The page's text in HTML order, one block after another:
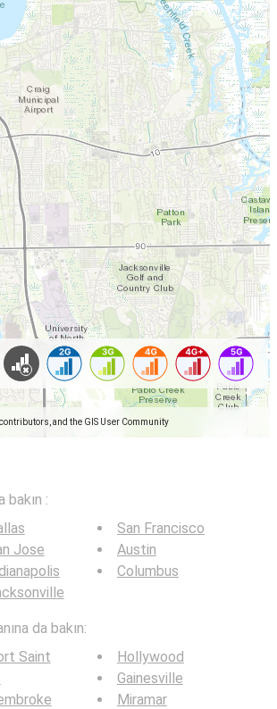
and the GIS User Community
bakın :
Jose
San Francisco
Austin
Columbus
da bakın:
Saint
Hollywood
Gainesville
Miramar